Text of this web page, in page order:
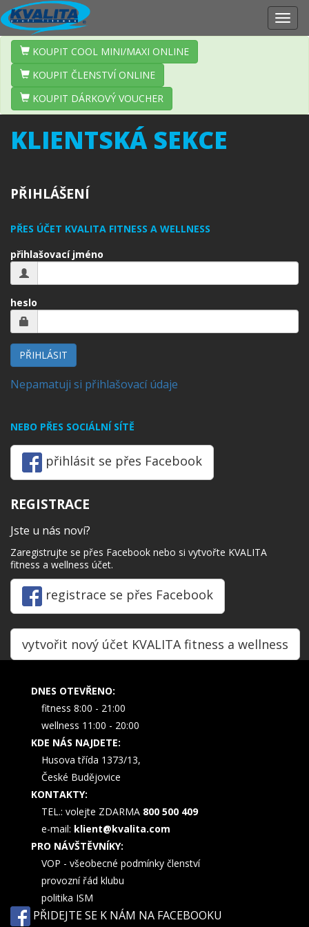
KLIENTSKÁ SEKCE
PŘIHLÁŠENÍ
PŘES ÚČET KVALITA FITNESS A WELLNESS
přihlašovací jméno
heslo
PŘIHLÁSIT
Nepamatuji si přihlašovací údaje
NEBO PŘES SOCIÁLNÍ SÍTĚ
přihlásit se přes Facebook
REGISTRACE
Jste u nás noví?
Zaregistrujte se přes Facebook nebo si vytvořte KVALITA
fitness a wellness účet.
registrace se přes Facebook
vytvořit nový účet KVALITA fitness a wellness
KOUPIT COOL MINI/MAXI ONLINE
KOUPIT ČLENSTVÍ ONLINE
KOUPIT DÁRKOVÝ VOUCHER
DNES OTEVŘENO:
fitness 8:00 - 21:00
wellness 11:00 - 20:00
KDE NÁS NAJDETE:
Husova třída 1373/13,
České Budějovice
KONTAKTY:
TEL.: volejte ZDARMA 800 500 409
e-mail: klient@kvalita.com
PRO NÁVŠTĚVNÍKY:
VOP - všeobecné podmínky členství
provozní řád klubu
politika ISM
PŘIDEJTE SE K NÁM NA FACEBOOKU